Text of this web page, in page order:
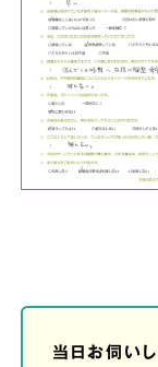
当日お伺い